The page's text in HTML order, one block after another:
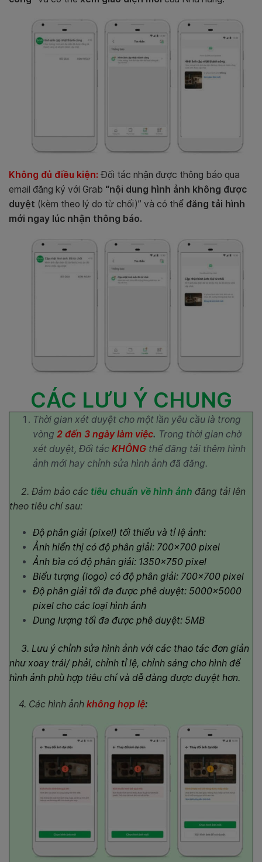
Không đủ điều kiện: Đối tác nhận được thông báo qua
email đăng ký với Grab “nội dung hình ảnh không được
duyệt (kèm theo lý do từ chối)” và có thể đăng tải hình
mới ngay lúc nhận thông báo.
CÁC LƯU Ý CHUNG
Thời gian xét duyệt cho một lần yêu cầu là trong
vòng 2 đến 3 ngày làm việc. Trong thời gian chờ
xét duyệt, Đối tác KHÔNG thể đăng tải thêm hình
ảnh mới hay chỉnh sửa hình ảnh đã đăng.
2. Đảm bảo các tiêu chuẩn về hình ảnh đăng tải lên
theo tiêu chí sau:
Độ phân giải (pixel) tối thiểu và tỉ lệ ảnh:
Ảnh hiển thị có độ phân giải: 700×700 pixel
Ảnh bìa có độ phân giải: 1350×750 pixel
Biểu tượng (logo) có độ phân giải: 700×700 pixel
Độ phân giải tối đa được phê duyệt: 5000×5000
pixel cho các loại hình ảnh
Dung lượng tối đa được phê duyệt: 5MB
3. Lưu ý chỉnh sửa hình ảnh với các thao tác đơn giản
như xoay trái/ phải, chỉnh tỉ lệ, chỉnh sáng cho hình để
hình ảnh phù hợp tiêu chí và dễ dàng được duyệt hơn.
4. Các hình ảnh không hợp lệ: